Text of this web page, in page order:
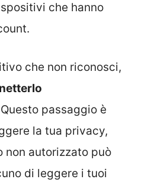
che hanno
che non riconosci,
passaggio è
la tua privacy,
non autorizzato può
di leggere i tuoi